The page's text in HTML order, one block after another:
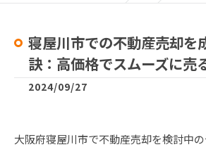
寝屋川市での不動産売却を
訣：高価格でスムーズに売
2024/09/27
大阪府寝屋川市で不動産売却を検討中の